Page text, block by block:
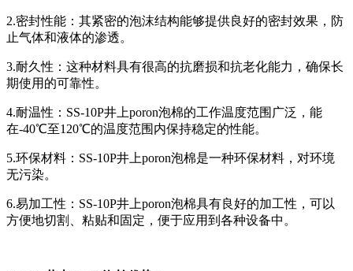
2.密封性能：其紧密的泡沫结构能够提供良好的密封效果，防
止气体和液体的渗透。
3.耐久性：这种材料具有很高的抗磨损和抗老化能力，确保长
期使用的可靠性。
4.耐温性：SS-10P井上poron泡棉的工作温度范围广泛，能
在-40℃至120℃的温度范围内保持稳定的性能。
5.环保材料：SS-10P井上poron泡棉是一种环保材料，对环境
无污染。
6.易加工性：SS-10P井上poron泡棉具有良好的加工性，可以
方便地切割、粘贴和固定，便于应用到各种设备中。